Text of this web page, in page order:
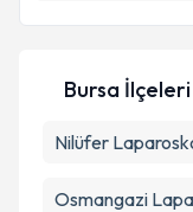
E-posta
Kişisel
Bursa İlçeleri
Nilüfer
Osmangazi